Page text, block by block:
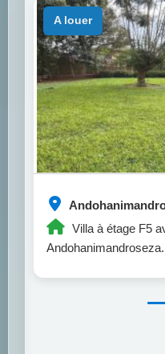
Villa à étage F5
Andohanimandroseza.
a louer